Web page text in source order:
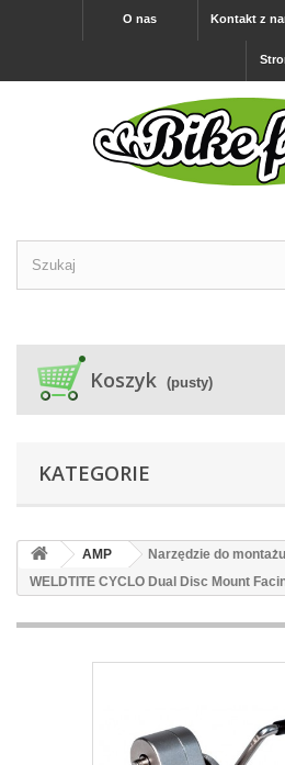
Kontakt z
O nas
Koszyk (pusty)
KATEGORIE
AMP
Narzędzie do
WELDTITE CYCLO Dual Disc Mount